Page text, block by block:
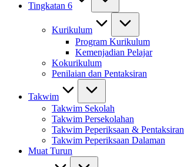
Tingkatan 6
Kurikulum
Program Kurikulum
Kemenjadian Pelajar
Kokurikulum
Penilaian dan Pentaksiran
Takwim
Takwim Sekolah
Takwim Persekolahan
Takwim Peperiksaan & Pentaksiran
Takwim Peperiksaan Dalaman
Muat Turun